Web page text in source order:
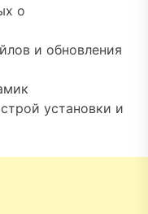
о
и обновления
установки и